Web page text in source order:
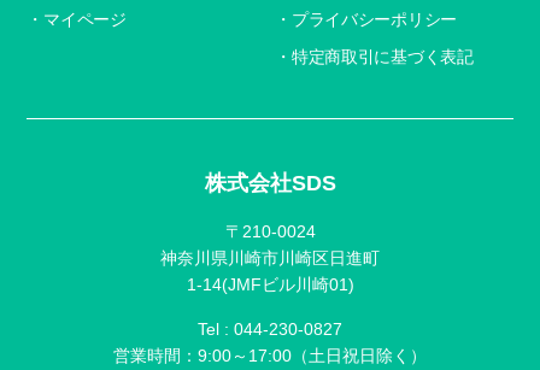
株式会社SDS
〒210-0024
神奈川県川崎市川崎区日進町
1-14(JMFビル川崎01)
Tel : 044-230-0827
営業時間：9:00～17:00（土日祝日除く）
マイページ
プライバシーポリシー
特定商取引に基づく表記